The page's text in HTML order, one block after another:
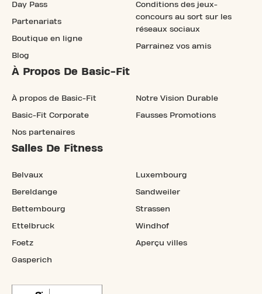
Day Pass
Partenariats
Boutique en ligne
Blog
Conditions des jeux-
concours au sort sur les
réseaux sociaux
Parrainez vos amis
À Propos De Basic-Fit
À propos de Basic-Fit
Basic-Fit Corporate
Nos partenaires
Notre Vision Durable
Fausses Promotions
Salles De Fitness
Belvaux
Bereldange
Bettembourg
Ettelbruck
Foetz
Gasperich
Luxembourg
Sandweiler
Strassen
Windhof
Aperçu villes